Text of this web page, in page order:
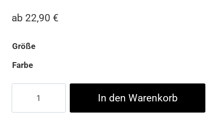
ab 22,90 €
Größe
Farbe
The
In den Warenkorb